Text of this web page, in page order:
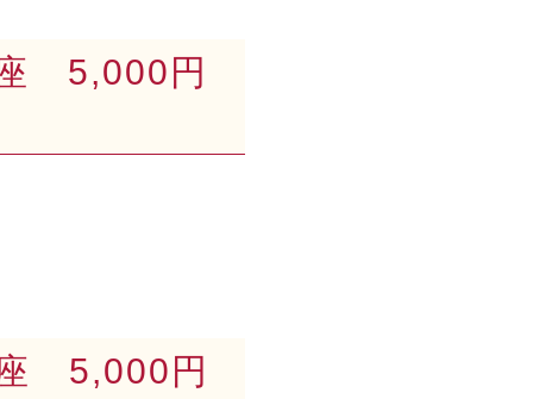
座 5,000円
座 5,000円